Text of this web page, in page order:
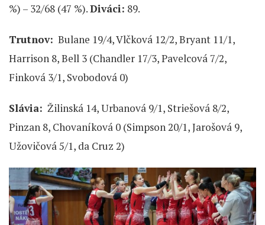
%) – 32/68 (47 %).Diváci: 89.
Trutnov: Bulane 19/4, Vlčková 12/2, Bryant 11/1,
Harrison 8, Bell 3 (Chandler 17/3, Pavelcová 7/2,
Finková 3/1, Svobodová 0)
Slávia: Žilinská 14, Urbanová 9/1, Striešová 8/2,
Pinzan 8, Chovaníková 0 (Simpson 20/1, Jarošová 9,
Užovičová 5/1, da Cruz 2)